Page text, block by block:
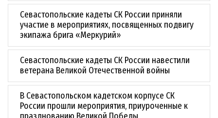
Севастопольские кадеты СК России приняли
участие в мероприятиях, посвященных подвигу
экипажа брига «Меркурий»
Севастопольские кадеты СК России навестили
ветерана Великой Отечественной войны
В Севастопольском кадетском корпусе СК
России прошли мероприятия, приуроченные к